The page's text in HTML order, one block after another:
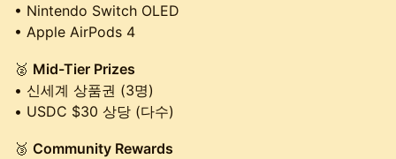
• Nintendo Switch OLED
• Apple AirPods 4
🥈 Mid-Tier Prizes
• 신세계 상품권 (3명)
• USDC $30 상당 (다수)
🥉 Community Rewards